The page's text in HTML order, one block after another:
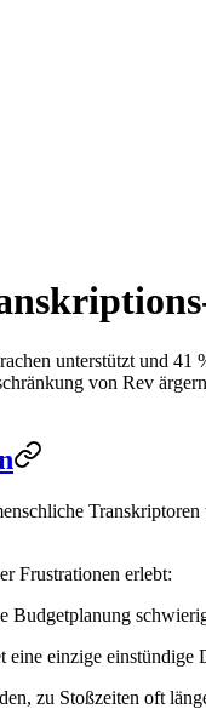
unterstützt und
von Rev
Frustrationen erlebt:
einzige einstündige
zu Stoßzeiten oft